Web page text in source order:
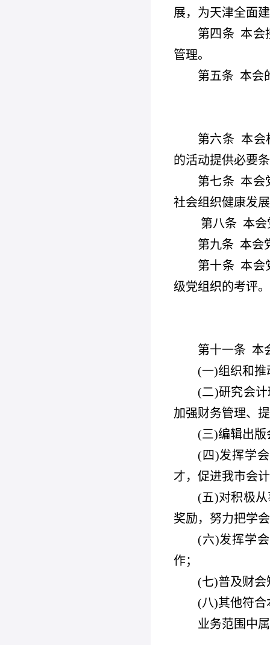
展，为天津全面
第四条 本会
管理。
第五条 本会
第六条 本会
的活动提供必要
第七条 本会
社会组织健康发
第八条 本
第九条 本会
第十条 本会
级党组织的考评。
第十一条 本
(一)组织和推
(二)研究会
加强财务管理、
(三)编辑出
( 四)发挥学
才，促进我市会
(五)对积极
奖励，努力把学
(六)发挥学
作；
(七)普及财
(八)其他符
业务范围中